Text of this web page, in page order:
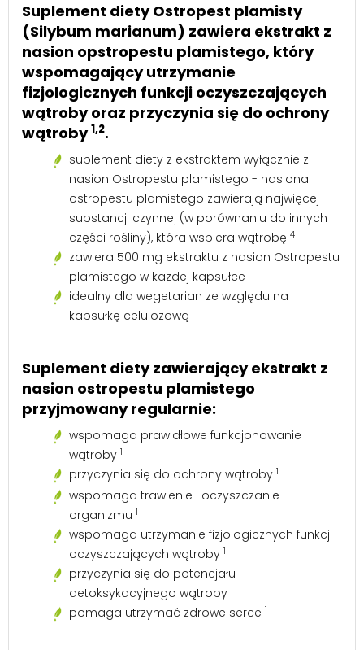
Suplement diety Ostropest plamisty
(Silybum marianum) zawiera ekstrakt z
nasion opstropestu plamistego, który
wspomagający utrzymanie
fizjologicznych funkcji oczyszczających
wątroby oraz przyczynia się do ochrony
wątroby1,2.
suplement diety z ekstraktem wyłącznie z
nasion Ostropestu plamistego - nasiona
ostropestu plamistego zawierają najwięcej
substancji czynnej (w porównaniu do innych
części rośliny), która wspiera wątrobę 4
zawiera 500 mg ekstraktu z nasion Ostropestu
plamistego w każdej kapsułce
idealny dla wegetarian ze względu na
kapsułkę celulozową
Suplement diety zawierający ekstrakt z
nasion ostropestu plamistego
przyjmowany regularnie:
wspomaga prawidłowe funkcjonowanie
wątroby 1
przyczynia się do ochrony wątroby 1
wspomaga trawienie i oczyszczanie
organizmu 1
wspomaga utrzymanie fizjologicznych funkcji
oczyszczających wątroby 1
przyczynia się do potencjału
detoksykacyjnego wątroby 1
pomaga utrzymać zdrowe serce 1